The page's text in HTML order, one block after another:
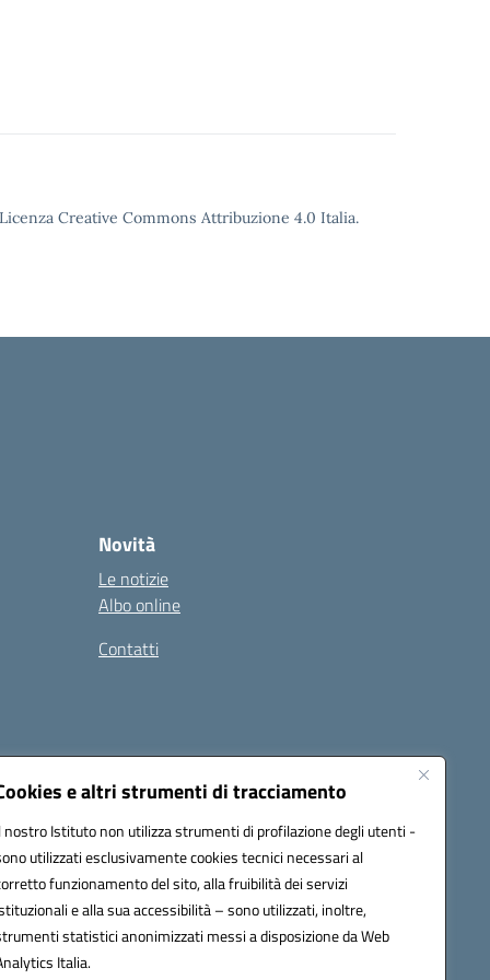
e altri strumenti di tracciamento
nostro Istituto non utilizza strumenti di profilazione degli utenti -
utilizzati esclusivamente cookies tecnici necessari al
funzionamento del sito, alla fruibilità dei servizi
e alla sua accessibilità – sono utilizzati, inoltre,
statistici anonimizzati messi a disposizione da Web
Italia.
Creative Commons Attribuzione 4.0 Italia.
Novità
Le notizie
Albo online
Contatti
elettronica (CUF): UF7XAK